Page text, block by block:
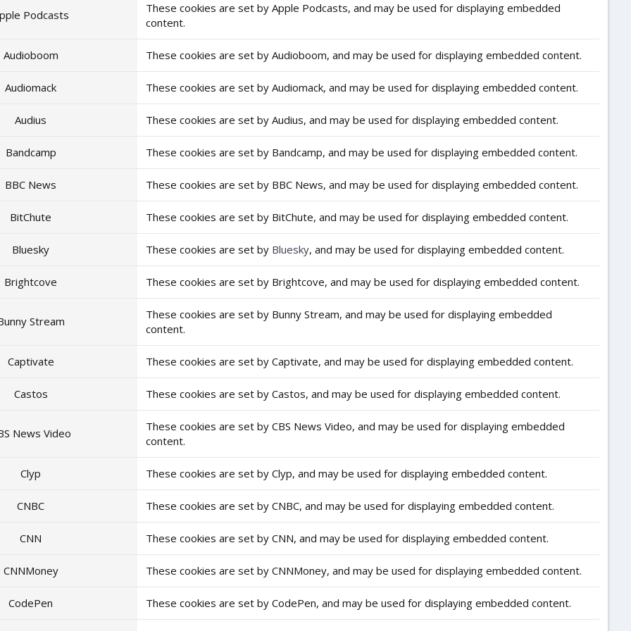
Podcasts
These cookies are set by Apple Podcasts, and may be used for displaying embedded
content.
Audioboom These cookies are set by Audioboom, and may be used for displaying embedded content.
Audiomack These cookies are set by Audiomack, and may be used for displaying embedded content.
Audius These cookies are set by Audius, and may be used for displaying embedded content.
Bandcamp These cookies are set by Bandcamp, and may be used for displaying embedded content.
BBC News These cookies are set by BBC News, and may be used for displaying embedded content.
BitChute These cookies are set by BitChute, and may be used for displaying embedded content.
Bluesky These cookies are set by Bluesky, and may be used for displaying embedded content.
Brightcove These cookies are set by Brightcove, and may be used for displaying embedded content.
Stream
These cookies are set by Bunny Stream, and may be used for displaying embedded
content.
Captivate These cookies are set by Captivate, and may be used for displaying embedded content.
Castos These cookies are set by Castos, and may be used for displaying embedded content.
News Video
These cookies are set by CBS News Video, and may be used for displaying embedded
content.
Clyp These cookies are set by Clyp, and may be used for displaying embedded content.
CNBC These cookies are set by CNBC, and may be used for displaying embedded content.
CNN These cookies are set by CNN, and may be used for displaying embedded content.
CNNMoney These cookies are set by CNNMoney, and may be used for displaying embedded content.
CodePen These cookies are set by CodePen, and may be used for displaying embedded content.